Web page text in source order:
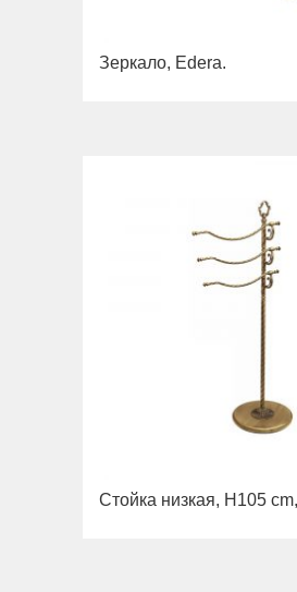
Зеркало, Edera.
Стойка низкая, H105